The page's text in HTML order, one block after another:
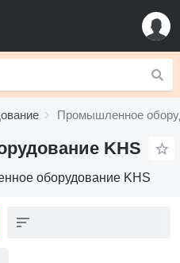
Промышленное
KHS
оборудование KHS